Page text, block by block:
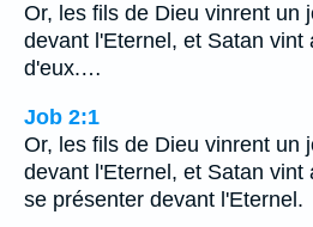
Or, les fils de Dieu vinrent un
devant l'Eternel, et Satan vint
d'eux.…
Job 2:1
Or, les fils de Dieu vinrent un
devant l'Eternel, et Satan vint
se présenter devant l'Eternel.